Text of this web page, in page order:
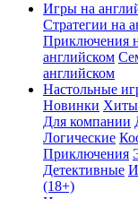
Игры на
Стратегии на
Приключения
английском
английском
Настольные
Новинки
Для компании
Логические
Приключения
Детективные
(18+)